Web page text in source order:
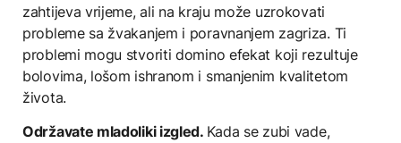
zahtijeva vrijeme, ali na kraju može uzrokovati
probleme sa žvakanjem i poravnanjem zagriza. Ti
problemi mogu stvoriti domino efekat koji rezultuje
bolovima, lošom ishranom i smanjenim kvalitetom
života.
Održavate mladoliki izgled. Kada se zubi vade,